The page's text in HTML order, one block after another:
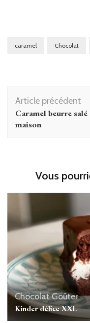
caramel Chocolat
Navigation
d'article
Article précédent
Caramel beurre salé
maison
Vous
ChocolatGoûter
Kinder délice XXL